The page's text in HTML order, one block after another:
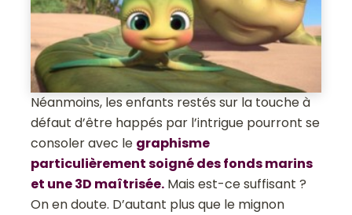
Néanmoins, les enfants restés sur la touche à
défaut d’être happés par l’intrigue pourront se
consoler avec le graphisme
particulièrement soigné des fonds marins
et une 3D maîtrisée. Mais est-ce suffisant ?
On en doute. D’autant plus que le mignon